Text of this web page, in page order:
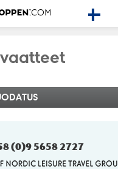
(0)9 5658 2727